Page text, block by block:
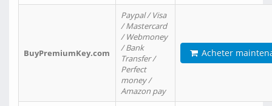
BuyPremiumKey.com
Paypal / Visa
/ Mastercard
/ Webmoney
/ Bank
Transfer /
Perfect
money /
Amazon pay
Acheter